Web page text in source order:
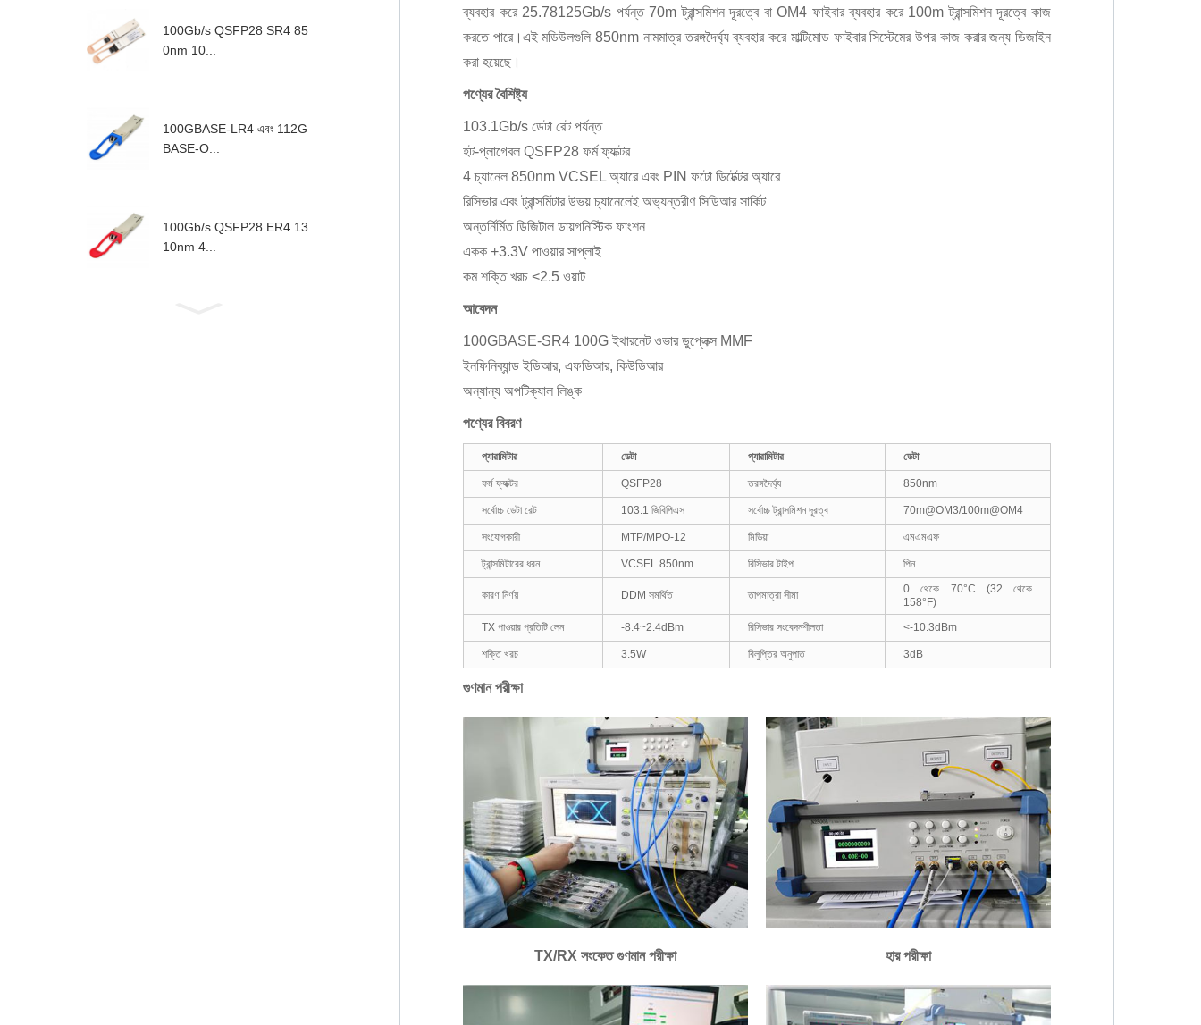
100Gb/s QSFP28 SR4 85
0nm 10...
100GBASE-LR4 এবং 112G
BASE-O...
100Gb/s QSFP28 ER4 13
10nm 4...
ব্যবহার করে 25.78125Gb/s পর্যন্ত 70m ট্রান্সমিশন দূরত্বে বা OM4 ফাইবার ব্যবহার করে 100m ট্রান্সমিশন দূরত্বে কাজ
করতে পারে।এই মডিউলগুলি 850nm নামমাত্র তরঙ্গদৈর্ঘ্য ব্যবহার করে মাল্টিমোড ফাইবার সিস্টেমের উপর কাজ করার জন্য ডিজাইন
করা হয়েছে।
পণ্যের বৈশিষ্ট্য
103.1Gb/s ডেটা রেট পর্যন্ত
হট-প্লাগেবল QSFP28 ফর্ম ফ্যাক্টর
4 চ্যানেল 850nm VCSEL অ্যারে এবং PIN ফটো ডিটেক্টর অ্যারে
রিসিভার এবং ট্রান্সমিটার উভয় চ্যানেলেই অভ্যন্তরীণ সিডিআর সার্কিট
অন্তর্নির্মিত ডিজিটাল ডায়গনিস্টিক ফাংশন
একক +3.3V পাওয়ার সাপ্লাই
কম শক্তি খরচ <2.5 ওয়াট
আবেদন
100GBASE-SR4 100G ইথারনেট ওভার ডুপ্লেক্স MMF
ইনফিনিব্যান্ড ইডিআর, এফডিআর, কিউডিআর
অন্যান্য অপটিক্যাল লিঙ্ক
পণ্যের বিবরণ
প্যারামিটার ডেটা প্যারামিটার ডেটা
ফর্ম ফ্যাক্টর QSFP28 তরঙ্গদৈর্ঘ্য 850nm
সর্বোচ্চ ডেটা রেট 103.1 জিবিপিএস সর্বোচ্চ ট্রান্সমিশন দূরত্ব 70m@OM3/100m@OM4
সংযোগকারী MTP/MPO-12 মিডিয়া এমএমএফ
ট্রান্সমিটারের ধরন VCSEL 850nm রিসিভার টাইপ পিন
কারণ নির্ণয় DDM সমর্থিত তাপমাত্রা সীমা
0 থেকে 70°C (32 থেকে
158°F)
TX পাওয়ার প্রতিটি লেন
-8.4~2.4dBm রিসিভার সংবেদনশীলতা <-10.3dBm
শক্তি খরচ 3.5W বিলুপ্তির অনুপাত 3dB
গুণমান পরীক্ষা
TX/RX সংকেত গুণমান পরীক্ষা হার পরীক্ষা